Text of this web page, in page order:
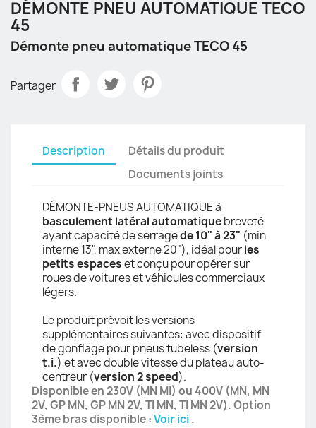
DÉMONTE PNEU AUTOMATIQUE TECO
45
Démonte pneu automatique TECO 45
Partager
Description
Détails du produit
Documents joints
DÉMONTE-PNEUS AUTOMATIQUE à
basculement latéral automatiquebreveté
ayant capacité de serragede10" à 23" (min
interne 13", max externe 20"), idéal pourles
petits espaceset conçu pour opérer sur
roues de voitures et véhicules commerciaux
légers.
Le produit prévoit les versions
supplémentaires suivantes: avec dispositif
de gonflage pour pneus tubeless (version
t.i.) et avec double vitesse du plateau auto-
centreur (version 2 speed).
Disponible en 230V (MN MI) ou 400V (MN, MN
2V, GP MN, GP MN 2V, TI MN, TI MN 2V). Option
3ème bras disponible :Voir ici.